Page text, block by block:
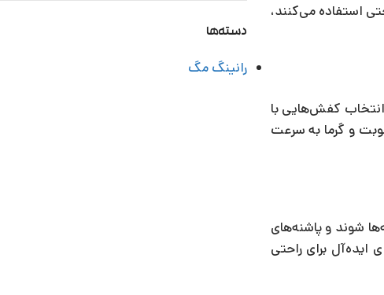
استفاده می‌کنند،
کفش‌هایی با
و گرما به سرعت
شوند و پاشنه‌های
ایده‌آل برای راحتی
دسته‌ها
رانینگ مگ